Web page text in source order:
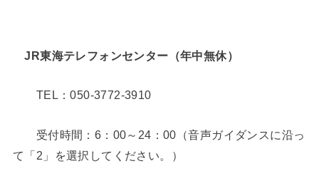
JR東海テレフォンセンター（年中無休）
TEL：050-3772-3910
受付時間：6：00～24：00（音声ガイダンスに沿っ
て「2」を選択してください。）